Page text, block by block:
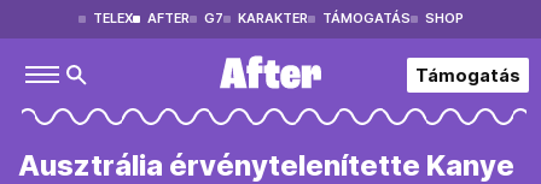
TELEX AFTER G7 KARAKTER TÁMOGATÁS SHOP
Támogatás
Ausztrália érvénytelenítette Kanye